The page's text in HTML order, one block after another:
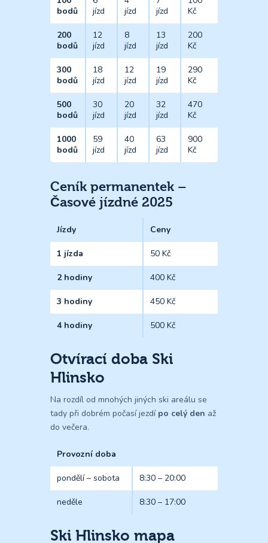
bodů
jízd
jízd
jízd
Kč
200
bodů
12
jízd
8
jízd
13
jízd
200
Kč
300
bodů
18
jízd
12
jízd
19
jízd
290
Kč
500
bodů
30
jízd
20
jízd
32
jízd
470
Kč
1000
bodů
59
jízd
40
jízd
63
jízd
900
Kč
Ceník permanentek –
Časové jízdné 2025
Jízdy Ceny
1 jízda 50 Kč
2 hodiny 400 Kč
3 hodiny 450 Kč
4 hodiny 500 Kč
Otvírací doba Ski
Hlinsko
Na rozdíl od mnohých jiných ski areálu se
tady při dobrém počasí jezdí po celý den až
do večera.
Provozní doba
pondělí – sobota 8:30 – 20:00
neděle 8:30 – 17:00
Ski Hlinsko mapa